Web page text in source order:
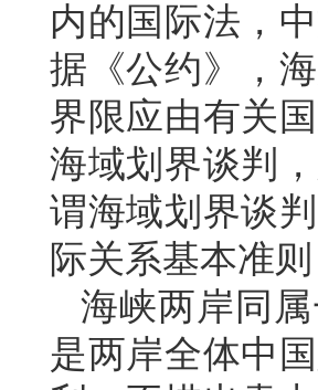
内的国际法，
据《公约》，
界限应由有关
海域划界谈判
谓海域划界谈
际关系基本准
海峡两岸同
是两岸全体中